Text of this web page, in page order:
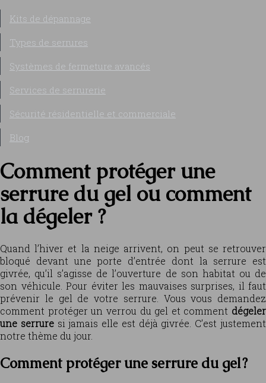
Kits de dépannage
Types de serrures
Systèmes de fermeture avancés
Services de serrurerie
Sécurité résidentielle et commerciale
Blog
Comment protéger une
serrure du gel ou comment
la dégeler ?
Quand l’hiver et la neige arrivent, on peut se retrouver
bloqué devant une porte d’entrée dont la serrure est
givrée, qu’il s’agisse de l’ouverture de son habitat ou de
son véhicule. Pour éviter les mauvaises surprises, il faut
prévenir le gel de votre serrure. Vous vous demandez
comment protéger un verrou du gel et comment dégeler
une serruresi jamais elle est déjà givrée. C’est justement
notre thème du jour.
Comment protéger une serrure du gel ?